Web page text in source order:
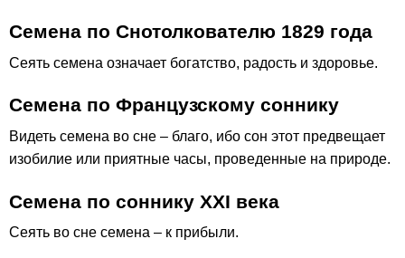
Семена по Снотолкователю 1829 года
Сеять семена означает богатство, радость и здоровье.
Семена по Французскому соннику
Видеть семена во сне – благо, ибо сон этот предвещает
изобилие или приятные часы, проведенные на природе.
Семена по соннику ХХІ века
Сеять во сне семена – к прибыли.